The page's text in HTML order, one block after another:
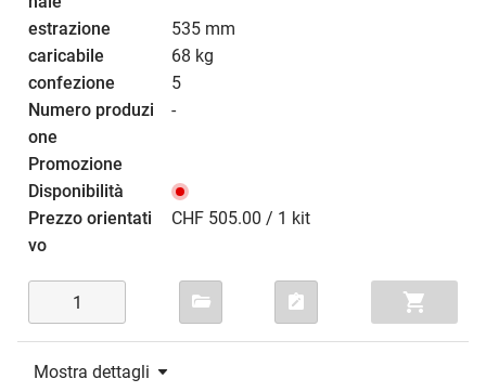
535 mm
68 kg
5
-
CHF 505.00 / 1 kit
Mostra dettagli